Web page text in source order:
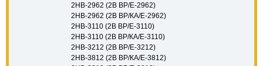
2НВ-2962 (2B BP/Е-2962)
2НВ-2962 (2B BP/КА/Е-2962)
2НВ-3110 (2B BP/Е-3110)
2НВ-3110 (2B BP/КА/Е-3110)
2НВ-3212 (2B BP/Е-3212)
2НВ-3812 (2B BP/КА/Е-3812)